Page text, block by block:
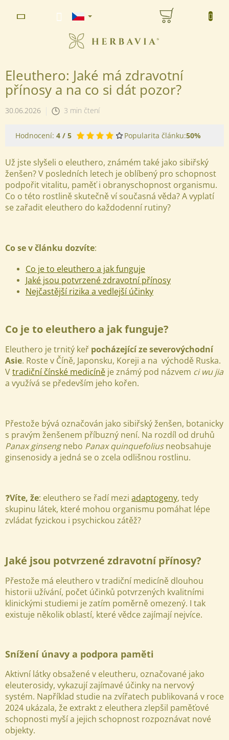
NÁKUPNÍ
Eleuthero: Jaké má zdravotní
přínosy a na co si dát pozor?
30.06.2026 3 min čtení
Hodnocení: 4 / 5 Popularita článku:50%
Už jste slyšeli o eleuthero, známém také jako sibiřský
ženšen? V posledních letech je oblíbený pro schopnost
podpořit vitalitu, paměť i obranyschopnost organismu.
Co o této rostlině skutečně ví současná věda? A vyplatí
se zařadit eleuthero do každodenní rutiny?
Co se v článku dozvíte:
Co je to eleuthero a jak funguje
Jaké jsou potvrzené zdravotní přínosy
Nejčastější rizika a vedlejší účinky
Co je to eleuthero a jak funguje?
Eleuthero je trnitý keř pocházející ze severovýchodní
Asie. Roste v Číně, Japonsku, Koreji a na východě Ruska.
Vtradiční čínské medicíně je známý pod názvem ci wu jia
a využívá se především jeho kořen.
Přestože bývá označován jako sibiřský ženšen, botanicky
s pravým ženšenem příbuzný není. Na rozdíl od druhů
Panax ginsengnebo Panax quinquefoliusneobsahuje
ginsenosidy a jedná se o zcela odlišnou rostlinu.
❓Víte, že: eleuthero se řadí mezi adaptogeny, tedy
skupinu látek, které mohou organismu pomáhat lépe
zvládat fyzickou i psychickou zátěž?
Jaké jsou potvrzené zdravotní přínosy?
Přestože má eleuthero v tradiční medicíně dlouhou
historii užívání, počet účinků potvrzených kvalitními
klinickými studiemi je zatím poměrně omezený. I tak
existuje několik oblastí, které vědce zajímají nejvíce.
Snížení únavy a podpora paměti
Aktivní látky obsažené v eleutheru, označované jako
eleuterosidy, vykazují zajímavé účinky na nervový
systém. Například studie na zvířatech publikovaná v roce
2024 ukázala, že extrakt z eleuthera zlepšil paměťové
schopnosti myší a jejich schopnost rozpoznávat nové
objekty.
www.herbavia.cz - Chat